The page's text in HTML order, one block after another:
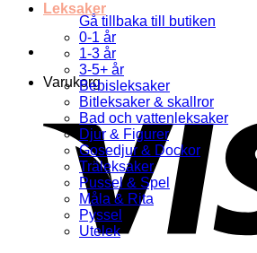
Gå tillbaka till butiken
Varukorg
Leksaker
0-1 år
1-3 år
3-5+ år
Bebisleksaker
Bitleksaker & skallror
Bad och vattenleksaker
Djur & Figurer
Gosedjur & Dockor
Träleksaker
Pussel & Spel
Måla & Rita
Pyssel
Utelek